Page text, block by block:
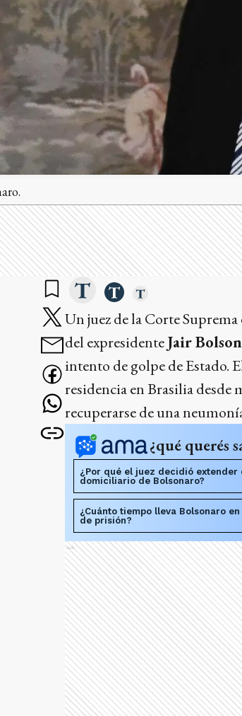
Un juez de la Corte Suprema
del expresidenteJair
intento de golpe de Estado.
residencia en Brasilia desde
recuperarse de una
¿qué querés
¿Por qué el juez decidió extender
domiciliario de Bolsonaro?
¿Cuánto tiempo lleva Bolsonaro
de prisión?
Ads